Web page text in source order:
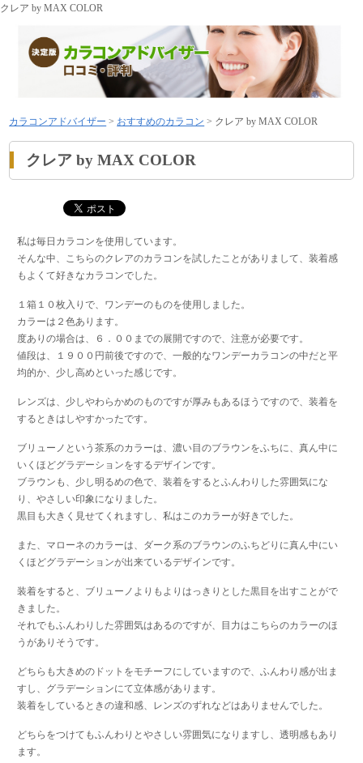
クレア by MAX COLOR
カラコンアドバイザー > おすすめのカラコン > クレア by MAX COLOR
クレア by MAX COLOR
私は毎日カラコンを使用しています。
そんな中、こちらのクレアのカラコンを試したことがありまして、装着感
もよくて好きなカラコンでした。
１箱１０枚入りで、ワンデーのものを使用しました。
カラーは２色あります。
度ありの場合は、６．００までの展開ですので、注意が必要です。
値段は、１９００円前後ですので、一般的なワンデーカラコンの中だと平
均的か、少し高めといった感じです。
レンズは、少しやわらかめのものですが厚みもあるほうですので、装着を
するときはしやすかったです。
ブリューノという茶系のカラーは、濃い目のブラウンをふちに、真ん中に
いくほどグラデーションをするデザインです。
ブラウンも、少し明るめの色で、装着をするとふんわりした雰囲気にな
り、やさしい印象になりました。
黒目も大きく見せてくれますし、私はこのカラーが好きでした。
また、マローネのカラーは、ダーク系のブラウンのふちどりに真ん中にい
くほどグラデーションが出来ているデザインです。
装着をすると、ブリューノよりもよりはっきりとした黒目を出すことがで
きました。
それでもふんわりした雰囲気はあるのですが、目力はこちらのカラーのほ
うがありそうです。
どちらも大きめのドットをモチーフにしていますので、ふんわり感が出ま
すし、グラデーションにて立体感があります。
装着をしているときの違和感、レンズのずれなどはありませんでした。
どちらをつけてもふんわりとやさしい雰囲気になりますし、透明感もあり
ます。